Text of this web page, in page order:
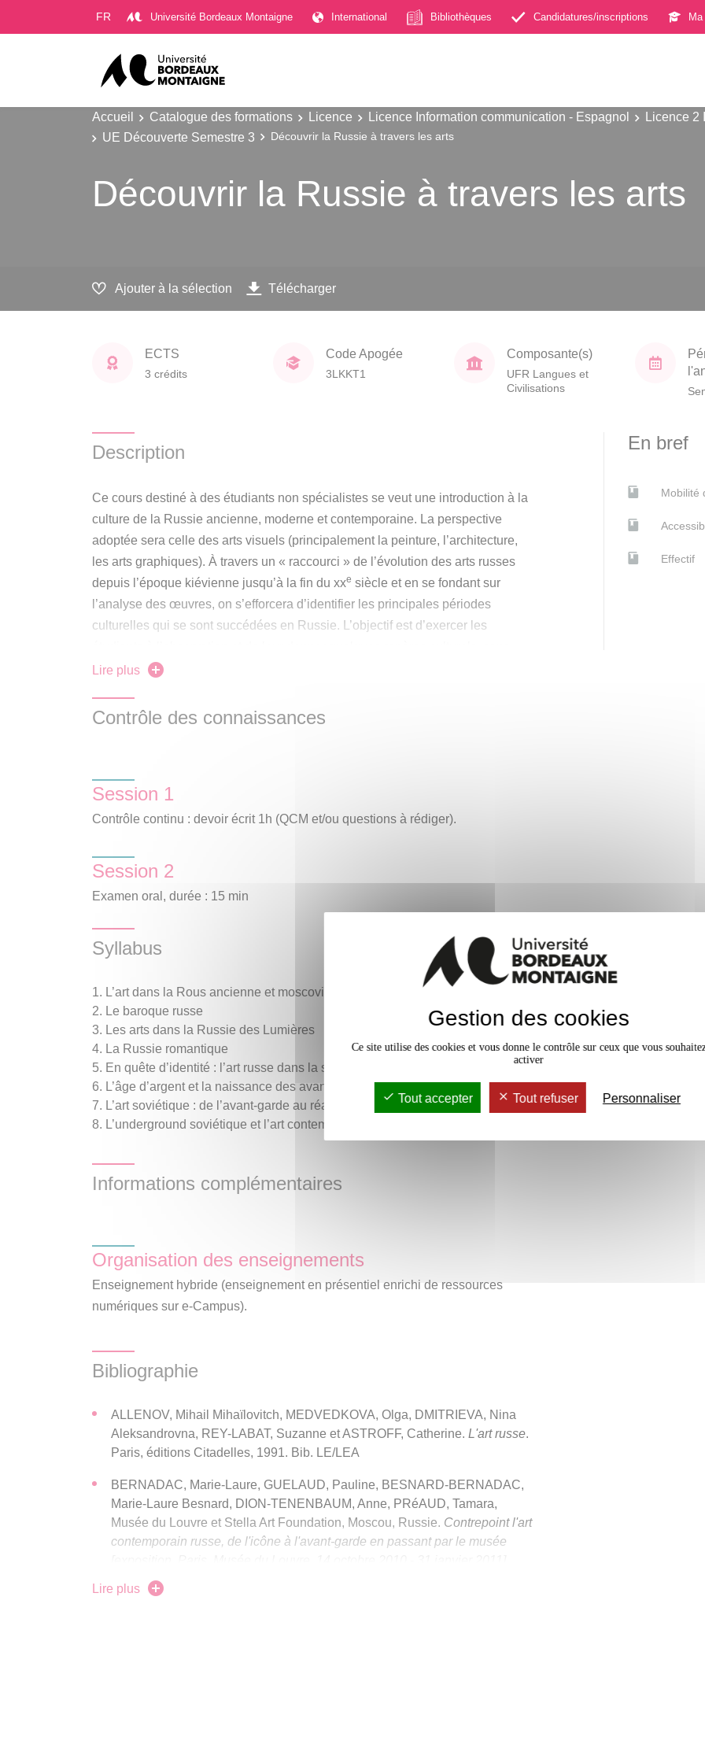
FR Université Bordeaux Montaigne International Bibliothèques Candidatures/inscriptions Ma
Accueil Catalogue des formations Licence Licence Information communication - Espagnol
Licence 2
UE Découverte Semestre 3
Découvrir la Russie à travers les arts
Découvrir la Russie à travers les arts
Ajouter à la sélection Télécharger
ECTS
3 crédits
Code Apogée
3LKKT1
Composante(s)
UFR Langues et
Civilisations
Description
Ce cours destiné à des étudiants non spécialistes se veut une introduction à la
culture de la Russie ancienne, moderne et contemporaine. La perspective
adoptée sera celle des arts visuels (principalement la peinture, l’architecture,
les arts graphiques). À travers un « raccourci » de l’évolution des arts russes
depuis l’époque kiévienne jusqu’à la fin du xxe siècle et en se fondant sur
l’analyse des œuvres, on s’efforcera d’identifier les principales périodes
culturelles qui se sont succédées en Russie. L’objectif est d’exercer les
prétendre à l’exhaustivité. Aucune connaissance de la langue russe n’est
Lire plus
Contrôle des connaissances
Session 1
Contrôle continu : devoir écrit 1h (QCM et/ou questions à rédiger).
Session 2
Examen oral, durée : 15 min
Syllabus
L’art dans la Rous ancienne et moscovite
Le baroque russe
Les arts dans la Russie des Lumières
La Russie romantique
En quête d’identité : l’art russe dans la seconde moitié du xix
L’âge d’argent et la naissance des avant-gardes
L’art soviétique : de l’avant-garde au réalisme socialiste
L’underground soviétique et l’art contemporain
Informations complémentaires
Organisation des enseignements
Enseignement hybride (enseignement en présentiel enrichi de ressources
numériques sur e-Campus).
Bibliographie
ALLENOV, Mihail Mihaïlovitch, MEDVEDKOVA, Olga, DMITRIEVA, Nina
Aleksandrovna, REY-LABAT, Suzanne et ASTROFF, Catherine. L'art russe.
Paris, éditions Citadelles, 1991. Bib. LE/LEA
BERNADAC, Marie-Laure, GUELAUD, Pauline, BESNARD-BERNADAC,
Marie-Laure Besnard, DION-TENENBAUM, Anne, PRéAUD, Tamara,
Musée du Louvre et Stella Art Foundation, Moscou, Russie. Contrepoint l'art
contemporain russe, de l'icône à l'avant-garde en passant par le musée
TTM éditions, 2010. BU Lettres
Lire plus
En bref
Mobilité
Effectif
Gestion des cookies
Ce site utilise des cookies et vous donne le contrôle sur ceux que vous
activer
Tout accepter Tout refuser Personnaliser